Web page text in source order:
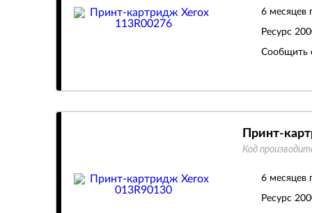
6 месяцев
Ресурс
Сообщить
Принт-
Код
6 месяцев
Ресурс